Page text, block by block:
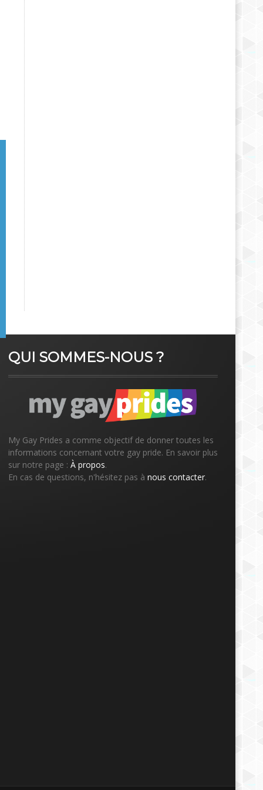
QUI SOMMES-NOUS ?
My Gay Prides a comme objectif de donner toutes les
informations concernant votre gay pride. En savoir plus
sur notre page : À propos.
En cas de questions, n'hésitez pas à nous contacter.